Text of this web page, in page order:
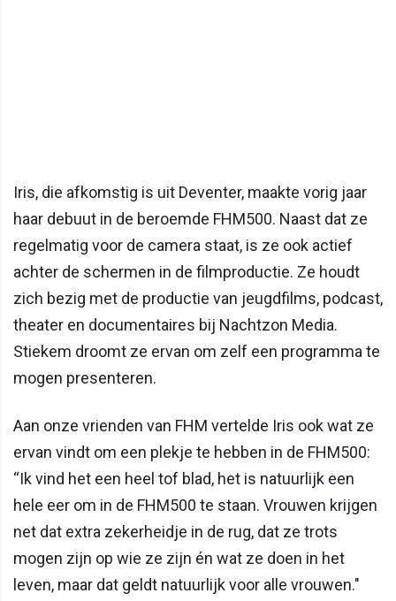
Iris, die afkomstig is uit Deventer, maakte vorig jaar
haar debuut in de beroemde FHM500. Naast dat ze
regelmatig voor de camera staat, is ze ook actief
achter de schermen in de filmproductie. Ze houdt
zich bezig met de productie van jeugdfilms, podcast,
theater en documentaires bij Nachtzon Media.
Stiekem droomt ze ervan om zelf een programma te
mogen presenteren.
Aan onze vrienden van FHM vertelde Iris ook wat ze
ervan vindt om een plekje te hebben in de FHM500:
“Ik vind het een heel tof blad, het is natuurlijk een
hele eer om in de FHM500 te staan. Vrouwen krijgen
net dat extra zekerheidje in de rug, dat ze trots
mogen zijn op wie ze zijn én wat ze doen in het
leven, maar dat geldt natuurlijk voor alle vrouwen."